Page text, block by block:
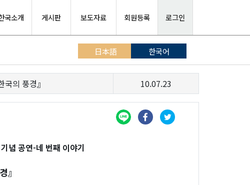
국소개 게시판 보도자료 회원등록 로그인
日本語 한국어
의 풍경』 10.07.23
념 공연-네 번째 이야기
』